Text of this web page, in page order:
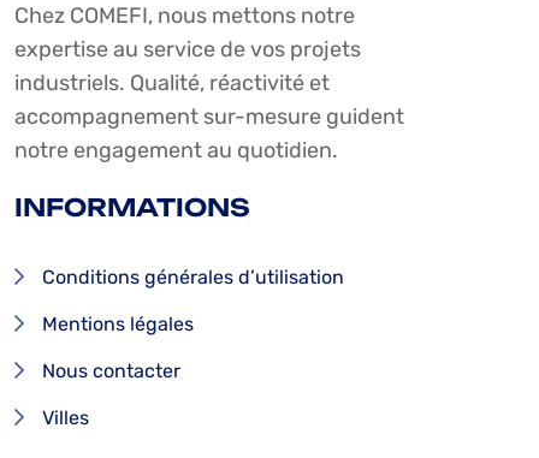
Chez COMEFI, nous mettons notre
expertise au service de vos projets
industriels. Qualité, réactivité et
accompagnement sur-mesure guident
notre engagement au quotidien.
INFORMATIONS
Conditions générales d’utilisation
Mentions légales
Nous contacter
Villes